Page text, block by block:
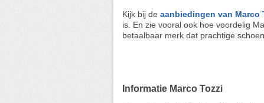
Kijk bij de aanbiedingen van Marco
is. En zie vooral ook hoe voordelig
betaalbaar merk dat prachtige
Informatie Marco Tozzi